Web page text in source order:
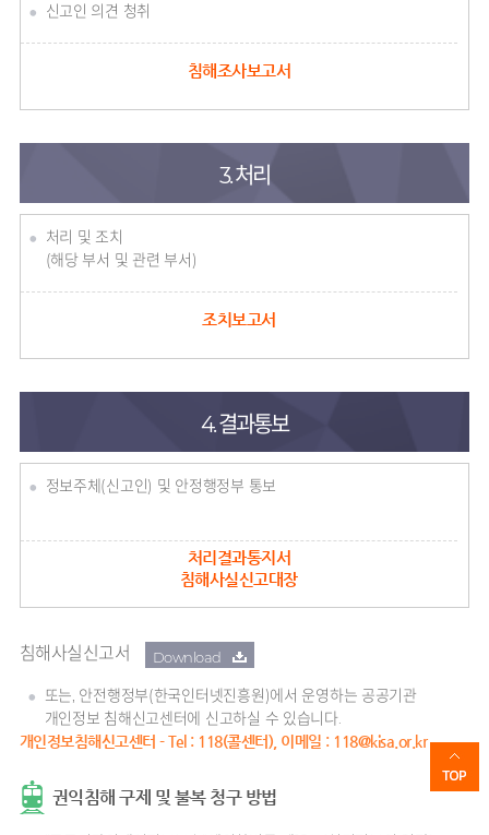
신고인 의견 청취
침해조사보고서
3. 처리
처리 및 조치
(해당 부서 및 관련 부서)
조치보고서
4. 결과통보
정보주체(신고인) 및 안정행정부 통보
처리결과통지서
침해사실신고대장
침해사실신고서 Download
또는, 안전행정부(한국인터넷진흥원)에서 운영하는 공공기관
개인정보 침해신고센터에 신고하실 수 있습니다.
개인정보침해신고센터 - Tel : 118(콜센터), 이메일 : 118@kisa.or.kr
권익침해 구제 및 불복 청구 방법